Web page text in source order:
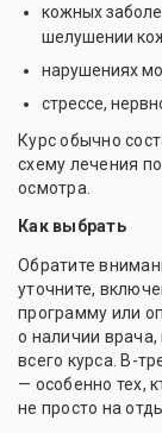
кожных
шелушении
нарушениях
стрессе,
Курс обычно
схему лечения
осмотра.
Как выбрать
Обратите
уточните,
программу или
о наличии
всего курса. В-
— особенно тех,
не просто на